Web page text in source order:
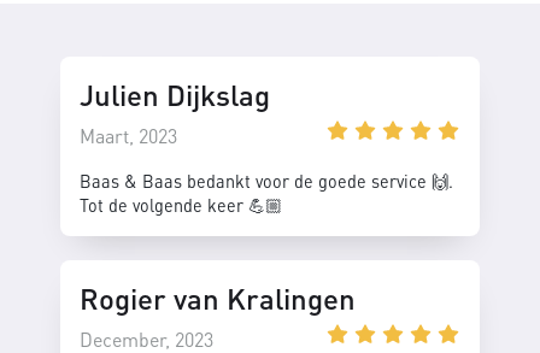
Julien Dijkslag
Maart, 2023
Baas & Baas bedankt voor de goede service 🙌.
Tot de volgende keer 💪🏼
Rogier van Kralingen
December, 2023